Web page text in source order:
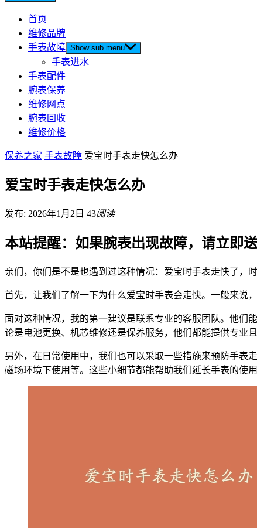
首页
维修品牌
手表故障 Show sub menu
手表进水
手表配件
腕表保养
维修网点
腕表回收
维修价格
保养之家 手表故障 爱宝时手表走快怎么办
爱宝时手表走快怎么办
发布: 2026年1月2日 43阅读
本站提醒：如果腕表出现故障，请立即
亲们，你们是不是也遇到过这种情况：爱宝时手表走快了，
首先，让我们了解一下为什么爱宝时手表会走快。一般来说
面对这种情况，我的第一建议是联系专业的客服团队。他们
论是电池更换、机芯维修还是保养服务，他们都能提供专业且
另外，在日常使用中，我们也可以采取一些措施来预防手表
磁场环境下使用等。这些小细节都能帮助我们延长手表的使用